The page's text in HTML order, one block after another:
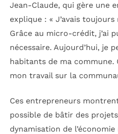
Jean-Claude, qui gère une
explique : « J’avais
Grâce au micro-crédit, j’ai
nécessaire. Aujourd’hui, je
habitants de ma commune.
mon travail sur la
Ces entrepreneurs
possible de bâtir des
dynamisation de